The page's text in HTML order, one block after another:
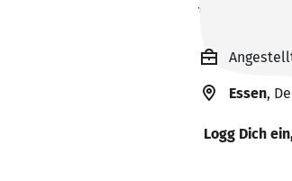
Yasin
Essen,
Logg Dich